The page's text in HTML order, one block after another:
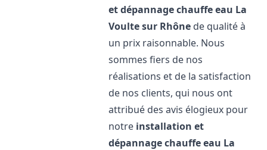
et dépannage chauffe eau La
Voulte sur Rhône de qualité à
un prix raisonnable. Nous
sommes fiers de nos
réalisations et de la satisfaction
de nos clients, qui nous ont
attribué des avis élogieux pour
notre installation et
dépannage chauffe eau La